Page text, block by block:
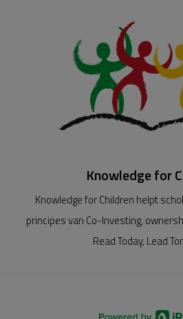
Knowledge for
Knowledge for Children helpt
principes van Co-Investing,
Read Today, Lead